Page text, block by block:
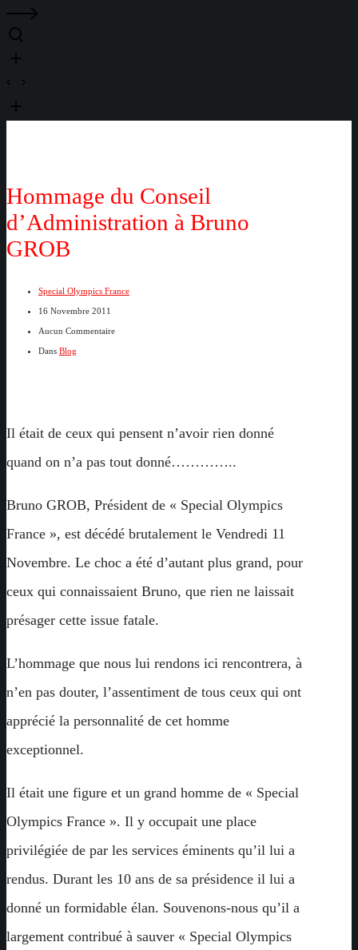
Hommage du Conseil
d’Administration à Bruno
GROB
Special Olympics France
16 Novembre 2011
Aucun Commentaire
Dans Blog
Il était de ceux qui pensent n’avoir rien donné
quand on n’a pas tout donné…………..
Bruno GROB, Président de « Special Olympics
France », est décédé brutalement le Vendredi 11
Novembre. Le choc a été d’autant plus grand, pour
ceux qui connaissaient Bruno, que rien ne laissait
présager cette issue fatale.
L’hommage que nous lui rendons ici rencontrera, à
n’en pas douter, l’assentiment de tous ceux qui ont
apprécié la personnalité de cet homme
exceptionnel.
Il était une figure et un grand homme de « Special
Olympics France ». Il y occupait une place
privilégiée de par les services éminents qu’il lui a
rendus. Durant les 10 ans de sa présidence il lui a
donné un formidable élan. Souvenons-nous qu’il a
largement contribué à sauver « Special Olympics